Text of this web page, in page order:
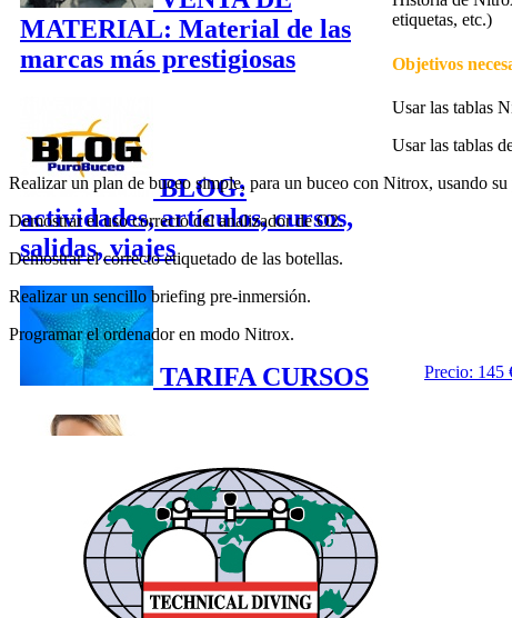
MATERIAL: Material de las
marcas más prestigiosas
BLOG:
actividades, artículos, cursos,
salidas, viajes
TARIFA CURSOS
CONTACTO
etiquetas, etc.)
Objetivos
Usar las tablas
Usar las tablas
Realizar un plan de buceo simple, para un buceo con Nitrox, usando
Demostrar el uso correcto del analizador de O2.
Demostrar el correcto etiquetado de las botellas.
Realizar un sencillo briefing pre-inmersión.
Programar el ordenador en modo Nitrox.
Precio: 145